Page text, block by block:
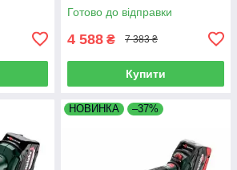
Готово до відправки
4 588 ₴ 7 383 ₴
Купити
НОВИНКА –37%